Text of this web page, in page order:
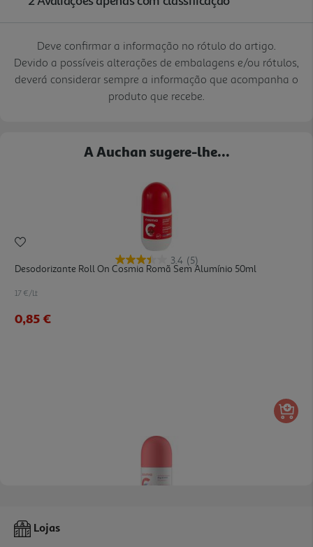
Deve confirmar a informação no rótulo do artigo.
Devido a possíveis alterações de embalagens e/ou rótulos,
deverá considerar sempre a informação que acompanha o
produto que recebe.
A Auchan sugere-lhe...
3.4 (5)
Desodorizante Roll On Cosmia Romã Sem Alumínio 50ml
17 €/Lt
0,85 €
Desodorizante Roll On Cosmia Dry Protect 50ml
Lojas